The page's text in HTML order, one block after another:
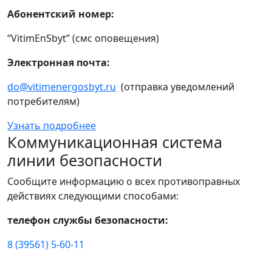
Абонентский номер:
“VitimEnSbyt” (смс оповещения)
Электронная почта:
do@vitimenergosbyt.ru (отправка уведомлений
потребителям)
Узнать подробнее
Коммуникационная система
линии безопасности
Сообщите информацию о всех противоправных
действиях следующими способами:
телефон службы безопасности:
8 (39561) 5-60-11